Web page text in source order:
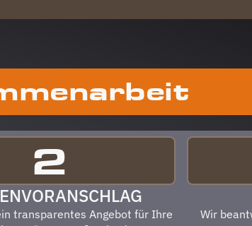
2
transparentes Angebot für Ihre
Wir